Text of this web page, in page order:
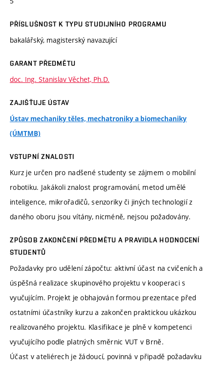
PŘÍSLUŠNOST K TYPU STUDIJNÍHO PROGRAMU
bakalářský, magisterský navazující
GARANT PŘEDMĚTU
doc. Ing. Stanislav Věchet, Ph.D.
ZAJIŠŤUJE ÚSTAV
Ústav mechaniky těles, mechatroniky a biomechaniky
(ÚMTMB)
VSTUPNÍ ZNALOSTI
Kurz je určen pro nadšené studenty se zájmem o mobilní
robotiku. Jakákoli znalost programování, metod umělé
inteligence, mikrořadičů, senzoriky či jiných technologií z
daného oboru jsou vítány, nicméně, nejsou požadovány.
ZPŮSOB ZAKONČENÍ PŘEDMĚTU A PRAVIDLA HODNOCENÍ
STUDENTŮ
Požadavky pro udělení zápočtu: aktivní účast na cvičeních a
úspěšná realizace skupinového projektu v kooperaci s
vyučujícím. Projekt je obhajován formou prezentace před
ostatními účastníky kurzu a zakončen praktickou ukázkou
realizovaného projektu. Klasifikace je plně v kompetenci
vyučujícího podle platných směrnic VUT v Brně.
Účast v ateliérech je žádoucí, povinná v připadě požadavku